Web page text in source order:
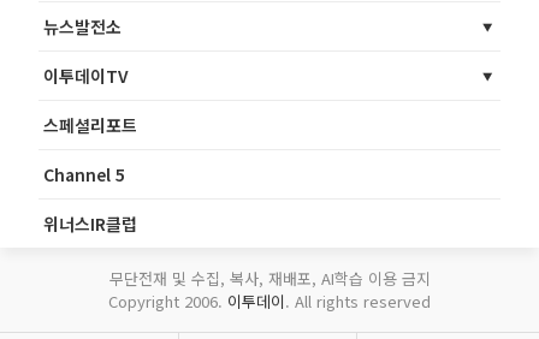
뉴스발전소
이투데이TV
스페셜리포트
Channel 5
위너스IR클럽
무단전재 및 수집, 복사, 재배포, AI학습 이용 금지
Copyright 2006. 이투데이. All rights reserved